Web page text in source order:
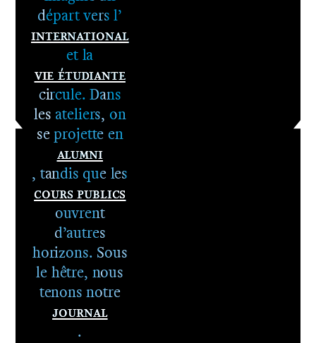
départ vers l’
International
et la
Vie étudiante
circule. Dans
les ateliers, on
se projette en
Alumni
, tandis que les
Cours publics
ouvrent
d’autres
horizons. Sous
le hêtre, nous
tenons notre
Journal
.